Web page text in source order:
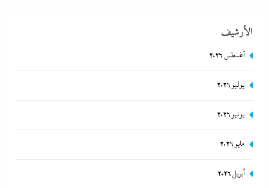
جدل كبير حول كواليس حفل شيرين من الوزن لنسيان كلمات
13 يناير، 2026
الأرشيف
أغسطس 2026
يوليو 2026
يونيو 2026
مايو 2026
أبريل 2026